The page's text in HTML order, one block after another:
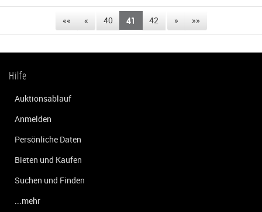
«« « 40 41 42 » »»
Hilfe
Auktionsablauf
Anmelden
Persönliche Daten
Bieten und Kaufen
Suchen und Finden
...mehr